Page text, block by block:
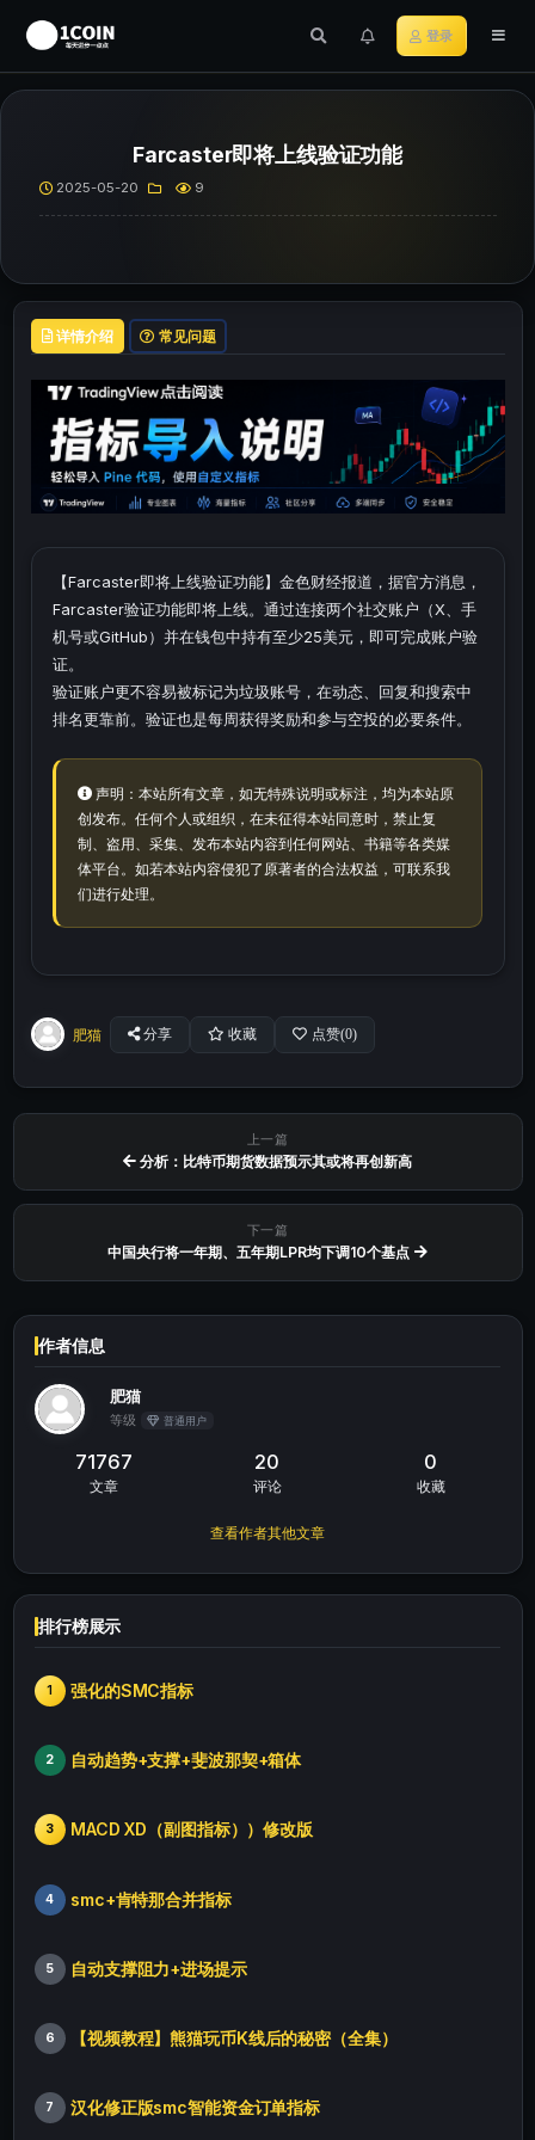
登录
Farcaster即将上线验证功能
2025-05-20 9
详情介绍 常见问题
【Farcaster即将上线验证功能】金色财经报道，据官方消息，
Farcaster验证功能即将上线。通过连接两个社交账户（X、手
机号或GitHub）并在钱包中持有至少25美元，即可完成账户验
证。
验证账户更不容易被标记为垃圾账号，在动态、回复和搜索中
排名更靠前。验证也是每周获得奖励和参与空投的必要条件。
声明：本站所有文章，如无特殊说明或标注，均为本站原
创发布。任何个人或组织，在未征得本站同意时，禁止复
制、盗用、采集、发布本站内容到任何网站、书籍等各类媒
体平台。如若本站内容侵犯了原著者的合法权益，可联系我
们进行处理。
肥猫 分享 收藏 点赞(0)
上一篇
分析：比特币期货数据预示其或将再创新高
下一篇
中国央行将一年期、五年期LPR均下调10个基点
作者信息
肥猫
等级 普通用户
71767
文章
20
评论
0
收藏
查看作者其他文章
排行榜展示
1 强化的SMC指标
2 自动趋势+支撑+斐波那契+箱体
3 MACD XD（副图指标））修改版
4 smc+肯特那合并指标
5 自动支撑阻力+进场提示
6 【视频教程】熊猫玩币K线后的秘密（全集）
7 汉化修正版smc智能资金订单指标